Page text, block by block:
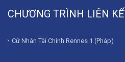
CHƯƠNG TRÌNH LIÊN
Cử Nhân Tài Chính Rennes 1 (Pháp)